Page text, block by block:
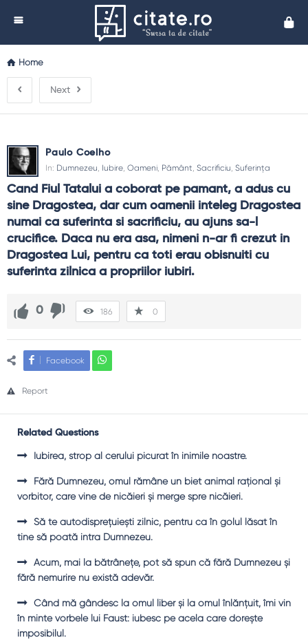
Home
Next
Paulo Coelho
In: Dumnezeu, Iubire, Oameni, Pământ, Sacrificiu, Suferința
Cand Fiul Tatalui a coborat pe pamant, a adus cu
sine Dragostea, dar cum oamenii inteleg Dragostea
numai ca suferinta si sacrificiu, au ajuns sa-l
crucifice. Daca nu era asa, nimeni n-ar fi crezut in
Dragostea Lui, pentru ca toti erau obisnuiti cu
suferinta zilnica a propriilor iubiri.
0 186 0
Facebook
Report
Related Questions
Iubirea, strop al cerului picurat în inimile noastre.
Fără Dumnezeu, omul rămâne un biet animal raţional şi
vorbitor, care vine de nicăieri şi merge spre nicăieri.
Să te autodispreţuieşti zilnic, pentru ca în golul lăsat în
tine să poată intra Dumnezeu.
Acum, mai la bătrâneţe, pot să spun că fără Dumnezeu şi
fără nemurire nu există adevăr.
Când mă gândesc la omul liber şi la omul înlănţuit, îmi vin
în minte vorbele lui Faust: iubesc pe acela care doreşte
imposibilul.